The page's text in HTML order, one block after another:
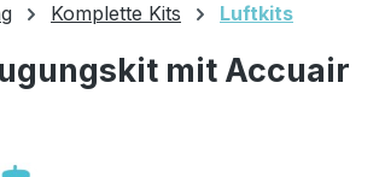
Komplette Kits Luftkits
mit Accuair